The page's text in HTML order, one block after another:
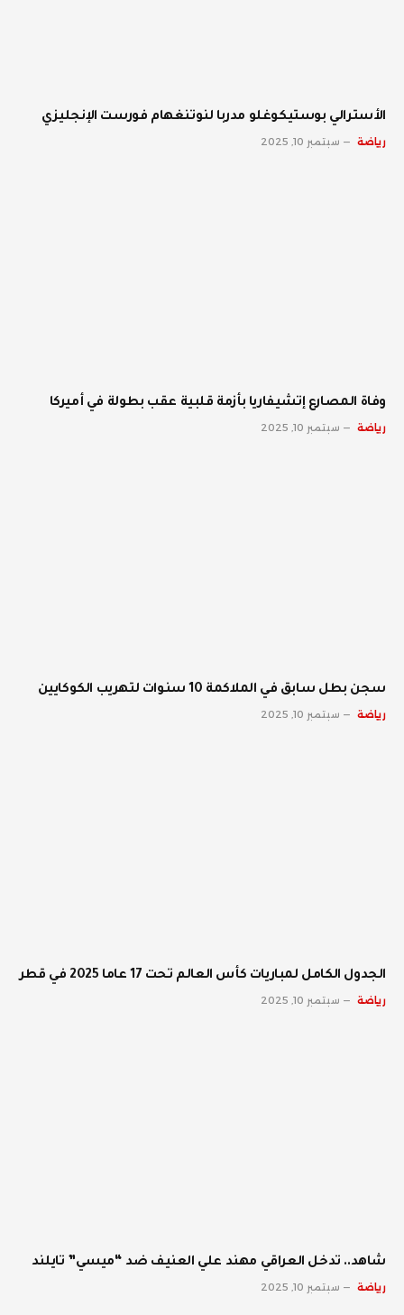
الأسترالي بوستيكوغلو مدربا لنوتنغهام فورست الإنجليزي
رياضة سبتمبر 10, 2025
وفاة المصارع إتشيفاريا بأزمة قلبية عقب بطولة في أميركا
رياضة سبتمبر 10, 2025
سجن بطل سابق في الملاكمة 10 سنوات لتهريب الكوكايين
رياضة سبتمبر 10, 2025
الجدول الكامل لمباريات كأس العالم تحت 17 عاما 2025 في قطر
رياضة سبتمبر 10, 2025
شاهد.. تدخل العراقي مهند علي العنيف ضد “ميسي” تايلند
رياضة سبتمبر 10, 2025